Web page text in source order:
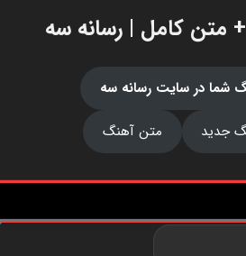
متن کامل | رسانه سه
در سایت رسانه سه
جدید
متن آهنگ